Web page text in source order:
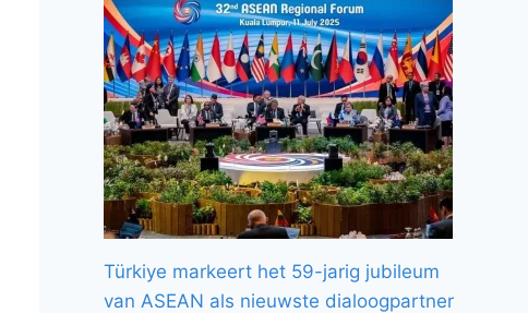
Türkiye markeert het 59-jarig jubileum
van ASEAN als nieuwste dialoogpartner